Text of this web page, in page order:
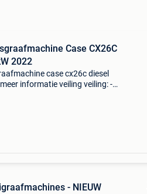
Case CX26C
2022
case cx26c diesel
informatie veiling veiling: -
- NIEUW